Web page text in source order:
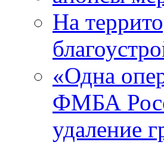
На
«Одна
ФМБА
удаление